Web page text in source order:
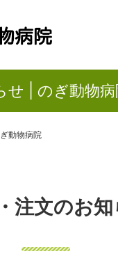
せ | のぎ動物
動物病院
注文のお